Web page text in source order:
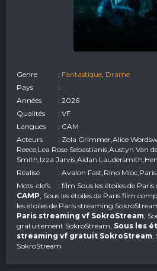
Genre : Fantastique Drame
Pays
:
Années
: 2026
Qualités
: VF
Langues
: CAM
Acteurs
: Zola Grimmer,Alice
Reece,Lea Rose Sebastianis,Austyn Van
Smith,Izza Jarvis,Aidan
Réalisé
: Avalon Fast,Rino
Mots-clefs
: film Sous les étoiles de
CAMP , Sous les étoiles de Paris film
les étoiles de Paris streaming
Paris streaming vf SokroStream ,
gratuitement SokroStream, Sous les
streaming vf gratuit SokroStream
SokroStream